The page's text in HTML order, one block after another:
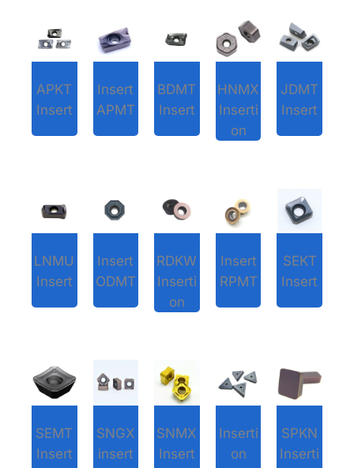
APKT
Insert
Insert
APMT
BDMT
Insert
HNMX
Inserti
on
JDMT
Insert
LNMU
Insert
Insert
ODMT
RDKW
Inserti
on
Insert
RPMT
SEKT
Insert
SEMT
Insert
SNGX
insert
SNMX
Insert
Inserti
on
SPKN
Inserti